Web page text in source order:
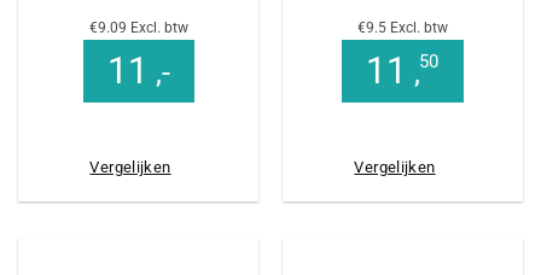
€9.09 Excl. btw
11 ,-
Vergelijken
€9.5 Excl. btw
11 ,50
Vergelijken